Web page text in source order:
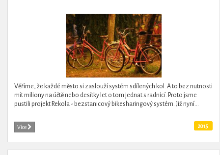
Věříme, že každé město si zaslouží systém sdílených kol. A to bez nutnosti
mít miliony na účtě nebo desítky let o tom jednat s radnicí. Proto jsme
pustili projekt Rekola - bezstanicový bikesharingový systém. Již nyní...
Více 2015